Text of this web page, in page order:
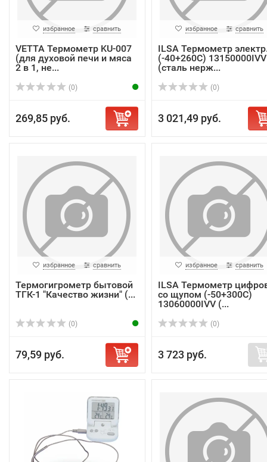
избранное сравнить
VETTA Термометр KU-007
(для духовой печи и мяса
2 в 1, не...
(0)
269,85 руб.
избранное сравнить
ILSA Термометр
(-40+260C) 13150000IVV
(сталь нерж...
(0)
3 021,49 руб.
избранное сравнить
Термогигрометр бытовой
ТГК-1 "Качество жизни" (...
(0)
79,59 руб.
избранное сравнить
ILSA Термометр
со щупом (-50+300С)
13060000IVV (...
(0)
3 723 руб.